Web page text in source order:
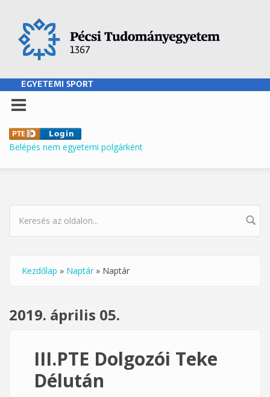
EGYETEMI SPORT
Belépés nem egyetemi polgárként
KERESÉS ŰRLAP
Jelenlegi hely
Kezdőlap » Naptár » Naptár
2019. április 05.
III.PTE Dolgozói Teke
Délután